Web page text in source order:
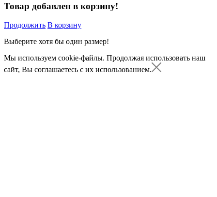
Товар добавлен в корзину!
Продолжить В корзину
Выберите хотя бы один размер!
Мы используем cookie-файлы. Продолжая использовать наш
сайт, Вы соглашаетесь с их использованием.